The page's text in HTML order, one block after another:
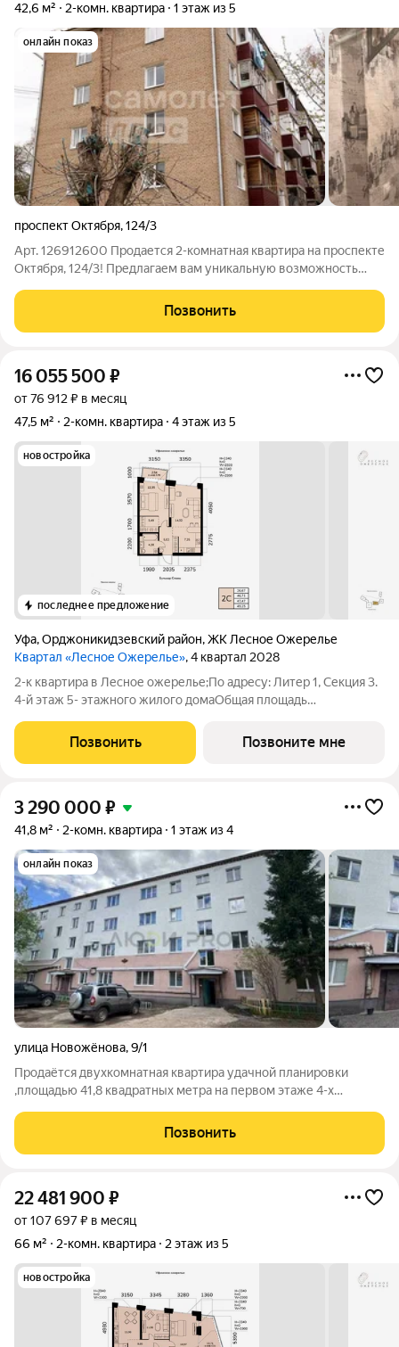
42,6 м² 2-комн. квартира 1 этаж из 5
онлайн показ
проспект Октября,124/3
Арт. 126912600 Продается 2-комнатная квартира на проспекте
Октября, 124/3! Предлагаем вам уникальную возможность
дома. Общая площадь квартиры составляет 42.6 кв. м, что
идеально подходит как
Позвонить
16 055 500 ₽
от 76 912 ₽ в месяц
47,5 м²
2-комн. квартира 4 этаж из 5
новостройка
последнее предложение
Уфа,Орджоникидзевский район,ЖК Лесное Ожерелье
Квартал «Лесное Ожерелье», 4 квартал 2028
2-к квартира в Лесное ожерелье;По адресу: Литер 1, Секция 3.
4-й этаж 5- этажного жилого домаОбщая площадь
Трест".Срок окончания строительства: 4 квартал 2028
года.Квартира с свободной планировкой,
Позвонить Позвоните мне
3 290 000 ₽
41,8 м² 2-комн. квартира 1 этаж из 4
онлайн показ
улица Новожёнова,9/1
Продаётся двухкомнатная квартира удачной планировки
,площадью 41,8 квадратных метра на первом этаже 4-х
Квартира очень теплая, так как сам дом кирпичный!
Расположение жилья удачное и удобное
Позвонить
22 481 900 ₽
от 107 697 ₽ в месяц
66 м²
2-комн. квартира 2 этаж из 5
новостройка